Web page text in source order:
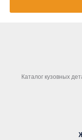
Каталог кузовных